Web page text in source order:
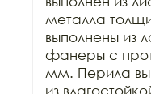
металла
выполнены из
фанеры с
мм. Перила
из